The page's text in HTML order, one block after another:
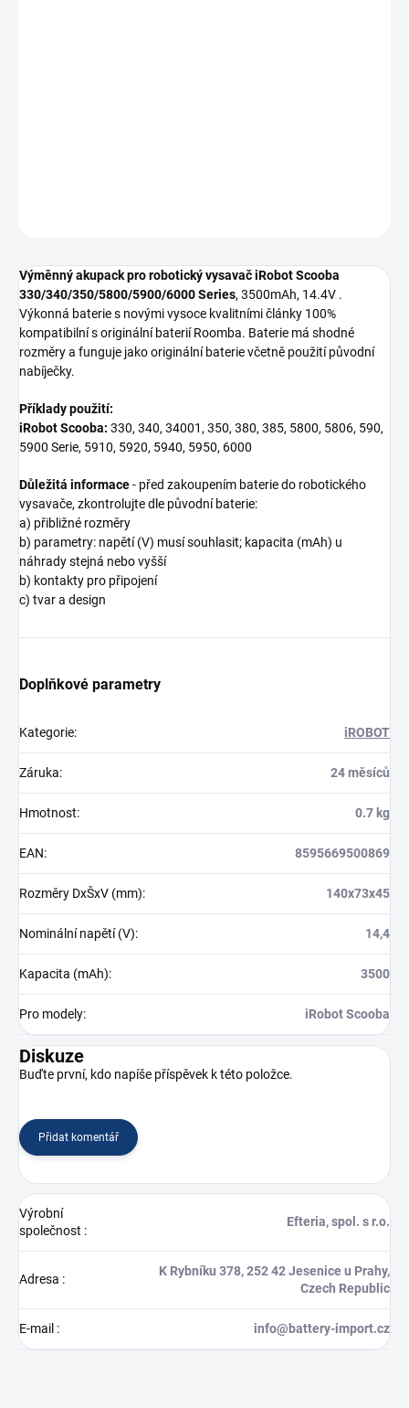
Výměnný akupack pro robotický vysavač iRobot Scooba
330/340/350/5800/5900/6000 Series, 3500mAh, 14.4V .
Výkonná baterie s novými vysoce kvalitními články 100%
kompatibilní s originální baterií Roomba. Baterie má shodné
rozměry a funguje jako originální baterie včetně použití původní
nabíječky.
Příklady použití:
iRobot Scooba: 330, 340, 34001, 350, 380, 385, 5800, 5806, 590,
5900 Serie, 5910, 5920, 5940, 5950, 6000
Důležitá informace- před zakoupením baterie do robotického
vysavače, zkontrolujte dle původní baterie:
a) přibližné rozměry
b) parametry: napětí (V) musí souhlasit; kapacita (mAh) u
náhrady stejná nebo vyšší
b) kontakty pro připojení
c) tvar a design
Doplňkové parametry
Kategorie: iROBOT
Záruka: 24 měsíců
Hmotnost: 0.7 kg
EAN: 8595669500869
Rozměry DxŠxV (mm): 140x73x45
Nominální napětí (V): 14,4
Kapacita (mAh): 3500
Pro modely: iRobot Scooba
Diskuze
Buďte první, kdo napíše příspěvek k této položce.
Přidat komentář
Výrobní
společnost :
Efteria, spol. s r.o.
Adresa :
K Rybníku 378, 252 42 Jesenice u Prahy,
Czech Republic
E-mail : info@battery-import.cz